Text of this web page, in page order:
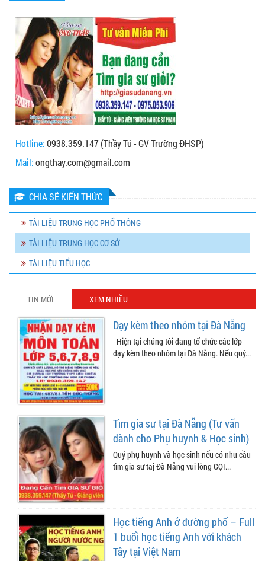
Hotline:0938.359.147 (Thầy Tú - GV Trường ĐHSP)
Mail:ongthay.com@gmail.com
CHIA SẼ KIẾN THỨC
TÀI LIỆU TRUNG HỌC PHỔ THÔNG
TÀI LIỆU TRUNG HỌC CƠ SỞ
TÀI LIỆU TIỂU HỌC
TIN MỚI XEM NHIỀU
Dạy kèm theo nhóm tại Đà Nẵng
Hiện tại chúng tôi đang tổ chức các lớp
dạy kèm theo nhóm tại Đà Nẵng. Nếu quý...
Tìm gia sư tại Đà Nẵng (Tư vấn
dành cho Phụ huynh & Học sinh)
Quý phụ huynh và học sinh nếu có nhu cầu
tìm gia sư taị Đà Nẵng vui lòng GỌI...
Học tiếng Anh ở đường phố – Full
1 buổi học tiếng Anh với khách
Tây tại Việt Nam